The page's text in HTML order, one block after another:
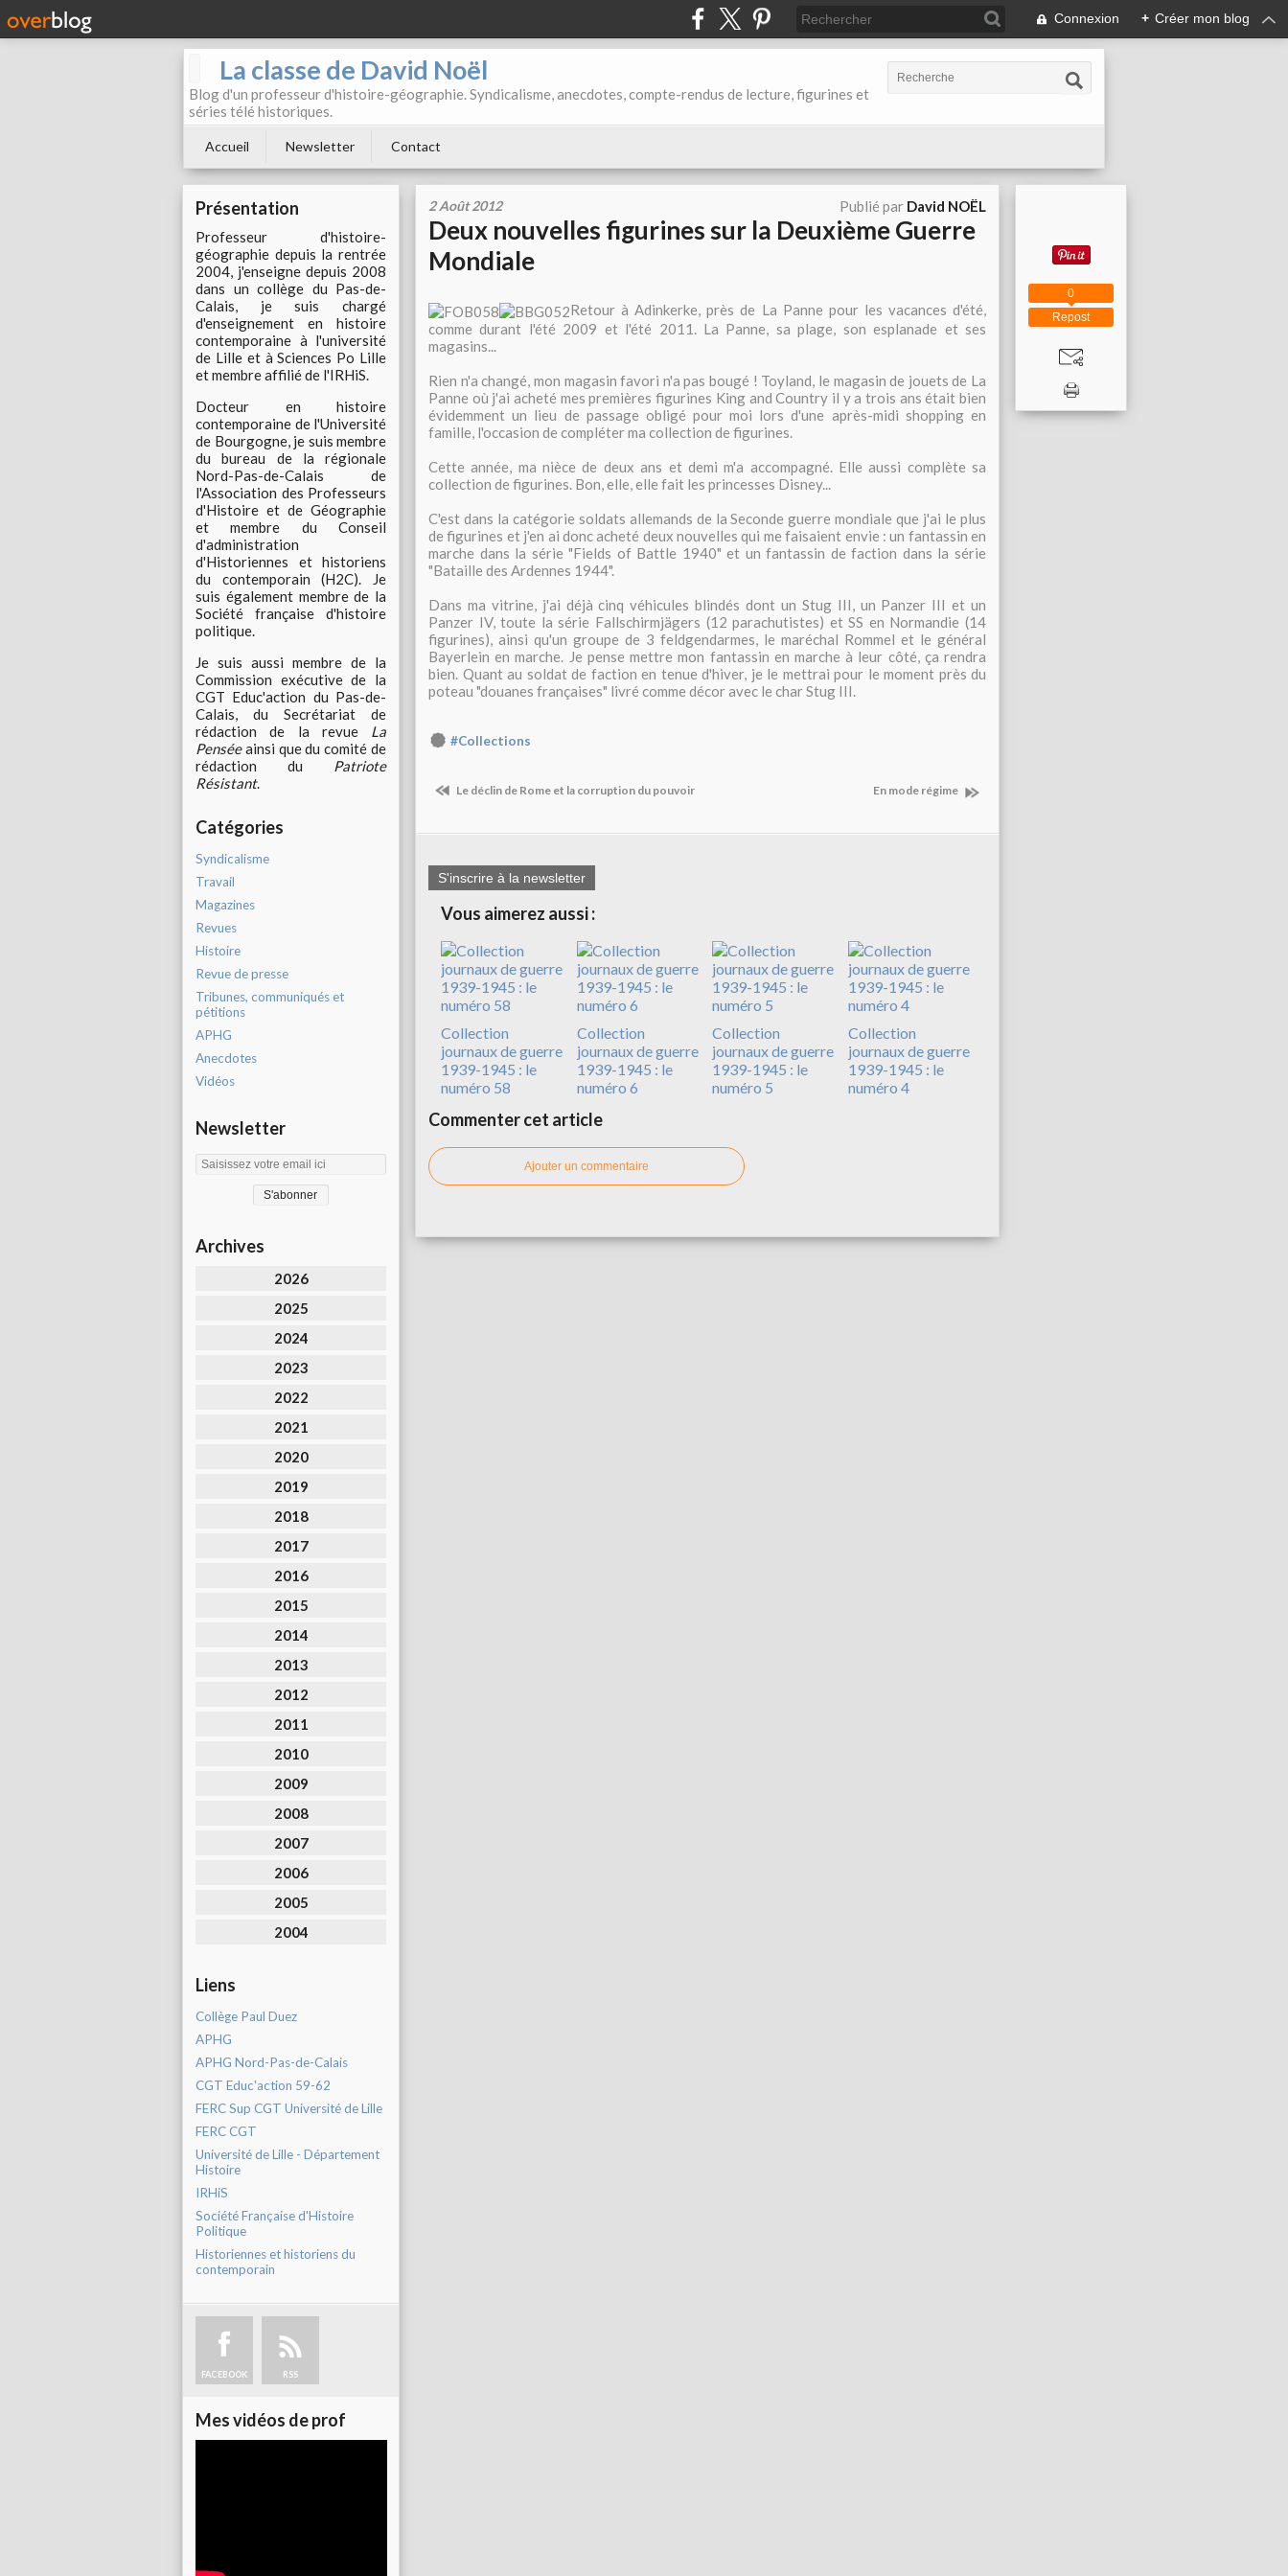
Connexion + Créer mon blog
La classe de David Noël
Blog d'un professeur d'histoire-géographie. Syndicalisme, anecdotes, compte-rendus de lecture, figurines et
séries télé historiques.
Accueil Newsletter Contact
Présentation
Professeur d'histoire-
géographie depuis la rentrée
2004, j'enseigne depuis 2008
dans un collège du Pas-de-
Calais, je suis chargé
d'enseignement en histoire
contemporaine à l'université
de Lille et à Sciences Po Lille
et membre affilié de l'IRHiS.
Docteur en histoire
contemporaine de l'Université
de Bourgogne, je suis membre
du bureau de la régionale
Nord-Pas-de-Calais de
l'Association des Professeurs
d'Histoire et de Géographie
et membre du Conseil
d'administration
d'Historiennes et historiens
du contemporain (H2C). Je
suis également membre de la
Société française d'histoire
politique.
Je suis aussi membre de la
Commission exécutive de la
CGT Educ'action du Pas-de-
Calais, du Secrétariat de
rédaction de la revue La
Penséeainsi que du comité de
rédaction du Patriote
Résistant.
Catégories
Syndicalisme
Travail
Magazines
Revues
Histoire
Revue de presse
Tribunes, communiqués et
pétitions
APHG
Anecdotes
Vidéos
Newsletter
Archives
2026
2025
2024
2023
2022
2021
2020
2019
2018
2017
2016
2015
2014
2013
2012
2011
2010
2009
2008
2007
2006
2005
2004
Liens
Collège Paul Duez
APHG
APHG Nord-Pas-de-Calais
CGT Educ'action 59-62
FERC Sup CGT Université de Lille
FERC CGT
Université de Lille - Département
Histoire
IRHiS
Société Française d'Histoire
Politique
Historiennes et historiens du
contemporain
FACEBOOK RSS
Mes vidéos de prof
2 Août 2012 Publié par David NOËL
Deux nouvelles figurines sur la Deuxième Guerre
Mondiale
Retour à Adinkerke, près de La Panne pour les vacances d'été,
comme durant l'été 2009 et l'été 2011. La Panne, sa plage, son esplanade et ses
magasins...
Rien n'a changé, mon magasin favori n'a pas bougé ! Toyland, le magasin de jouets de La
Panne où j'ai acheté mes premières figurines King and Country il y a trois ans était bien
évidemment un lieu de passage obligé pour moi lors d'une après-midi shopping en
famille, l'occasion de compléter ma collection de figurines.
Cette année, ma nièce de deux ans et demi m'a accompagné. Elle aussi complète sa
collection de figurines. Bon, elle, elle fait les princesses Disney...
C'est dans la catégorie soldats allemands de la Seconde guerre mondiale que j'ai le plus
de figurines et j'en ai donc acheté deux nouvelles qui me faisaient envie : un fantassin en
marche dans la série "Fields of Battle 1940" et un fantassin de faction dans la série
"Bataille des Ardennes 1944".
Dans ma vitrine, j'ai déjà cinq véhicules blindés dont un Stug III, un Panzer III et un
Panzer IV, toute la série Fallschirmjägers (12 parachutistes) et SS en Normandie (14
figurines), ainsi qu'un groupe de 3 feldgendarmes, le maréchal Rommel et le général
Bayerlein en marche. Je pense mettre mon fantassin en marche à leur côté, ça rendra
bien. Quant au soldat de faction en tenue d'hiver, je le mettrai pour le moment près du
poteau "douanes françaises" livré comme décor avec le char Stug III.
#Collections
Le déclin de Rome et la corruption du pouvoir En mode régime
S'inscrire à la newsletter
Vous aimerez aussi :
Collection
journaux de guerre
1939-1945 : le
numéro 58
Collection
journaux de guerre
1939-1945 : le
numéro 6
Collection
journaux de guerre
1939-1945 : le
numéro 5
Collection
journaux de guerre
1939-1945 : le
numéro 4
Commenter cet article
Ajouter un commentaire
Repost
0